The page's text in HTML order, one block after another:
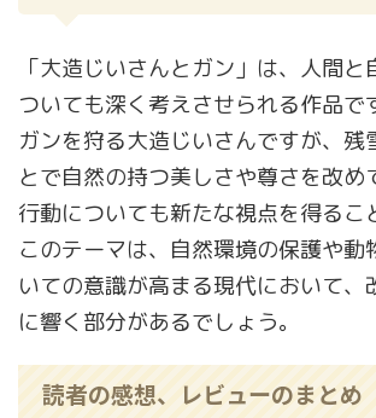
「大造じいさんとガン」は、人間と
ついても深く考えさせられる作品で
ガンを狩る大造じいさんですが、残
とで自然の持つ美しさや尊さを改め
行動についても新たな視点を得るこ
このテーマは、自然環境の保護や動
いての意識が高まる現代において、
に響く部分があるでしょう。
読者の感想、レビューのまとめ